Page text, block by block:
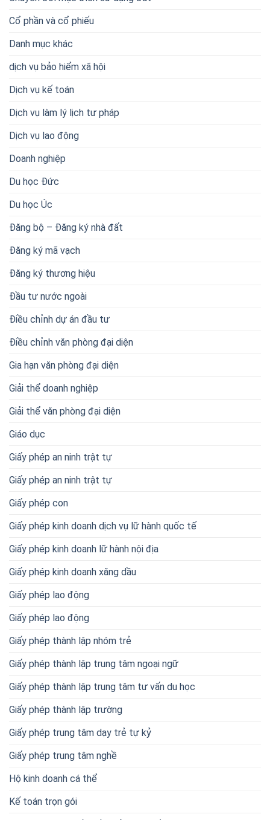
Cổ phần và cổ phiếu
Danh mục khác
dịch vụ bảo hiểm xã hội
Dịch vụ kế toán
Dịch vụ làm lý lịch tư pháp
Dịch vụ lao động
Doanh nghiệp
Du học Đức
Du học Úc
Đăng bộ – Đăng ký nhà đất
Đăng ký mã vạch
Đăng ký thương hiệu
Đầu tư nước ngoài
Điều chỉnh dự án đầu tư
Điều chỉnh văn phòng đại diện
Gia hạn văn phòng đại diện
Giải thể doanh nghiệp
Giải thể văn phòng đại diện
Giáo dục
Giấy phép an ninh trật tự
Giấy phép an ninh trật tự
Giấy phép con
Giấy phép kinh doanh dịch vụ lữ hành quốc tế
Giấy phép kinh doanh lữ hành nội địa
Giấy phép kinh doanh xăng dầu
Giấy phép lao động
Giấy phép lao động
Giấy phép thành lập nhóm trẻ
Giấy phép thành lập trung tâm ngoại ngữ
Giấy phép thành lập trung tâm tư vấn du học
Giấy phép thành lập trường
Giấy phép trung tâm dạy trẻ tự kỷ
Giấy phép trung tâm nghề
Hộ kinh doanh cá thể
Kế toán trọn gói